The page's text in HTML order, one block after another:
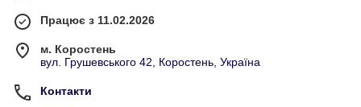
Працює з 11.02.2026
м. Коростень
вул. Грушевського 42, Коростень, Україна
Контакти